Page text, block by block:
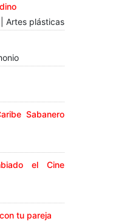
Artes plásticas
Sabanero
el Cine
tu pareja